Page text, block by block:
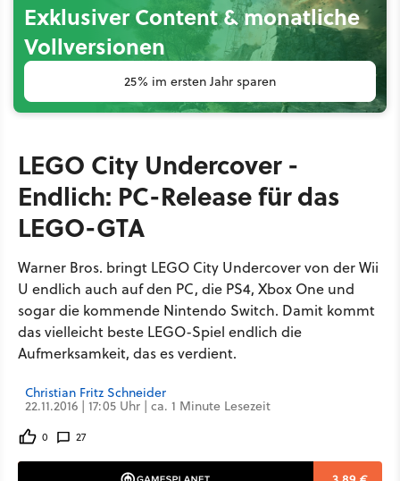
Exklusiver Content & monatliche
Vollversionen
25% im ersten Jahr sparen
LEGO City Undercover -
Endlich: PC-Release für das
LEGO-GTA
Warner Bros. bringt LEGO City Undercover von der Wii
U endlich auch auf den PC, die PS4, Xbox One und
sogar die kommende Nintendo Switch. Damit kommt
das vielleicht beste LEGO-Spiel endlich die
Aufmerksamkeit, das es verdient.
Christian Fritz Schneider
22.11.2016 | 17:05 Uhr | ca. 1 Minute Lesezeit
0 27